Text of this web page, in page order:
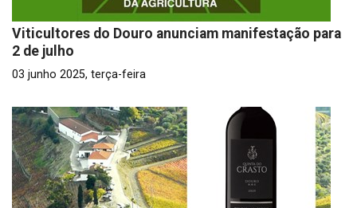
Viticultores do Douro anunciam manifestação para
2 de julho
03 junho 2025, terça-feira